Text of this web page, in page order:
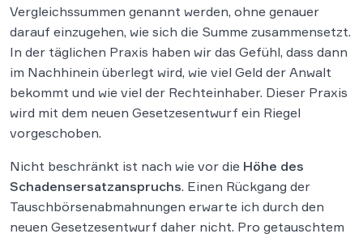
Vergleichssummen genannt werden, ohne genauer
darauf einzugehen, wie sich die Summe zusammensetzt.
In der täglichen Praxis haben wir das Gefühl, dass dann
im Nachhinein überlegt wird, wie viel Geld der Anwalt
bekommt und wie viel der Rechteinhaber. Dieser Praxis
wird mit dem neuen Gesetzesentwurf ein Riegel
vorgeschoben.
Nicht beschränkt ist nach wie vor die Höhe des
Schadensersatzanspruchs. Einen Rückgang der
Tauschbörsenabmahnungen erwarte ich durch den
neuen Gesetzesentwurf daher nicht. Pro getauschtem